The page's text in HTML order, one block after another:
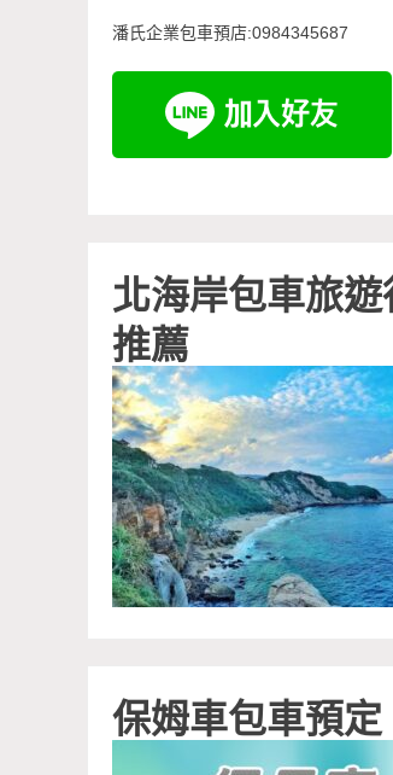
潘氏企業包車預店:0984345687
北海岸包車旅
推薦
保姆車包車預定